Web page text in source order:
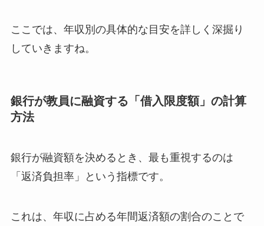
ここでは、年収別の具体的な目安を詳しく深掘り
していきますね。
銀行が教員に融資する「借入限度額」の計算
方法
銀行が融資額を決めるとき、最も重視するのは
「返済負担率」という指標です。
これは、年収に占める年間返済額の割合のことで